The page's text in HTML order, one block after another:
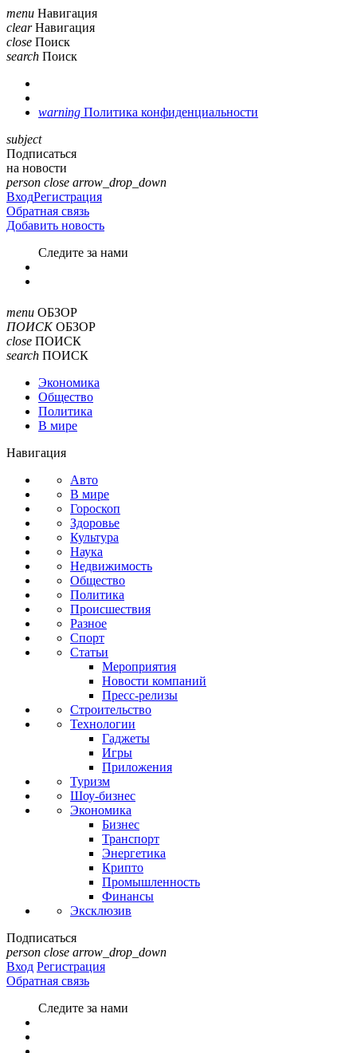
menu Навигация
clear Навигация
close Поиск
search Поиск
warning Политика конфиденциальности
subject
Подписаться
на новости
person close arrow_drop_down
ВходРегистрация
Обратная связь
Добавить новость
Cледите за нами
menu ОБЗОР
ПОИСК ОБЗОР
close ПОИСК
search ПОИСК
Экономика
Общество
Политика
В мире
Навигация
Авто
В мире
Гороскоп
Здоровье
Культура
Наука
Недвижимость
Общество
Политика
Происшествия
Разное
Спорт
Статьи
Мероприятия
Новости компаний
Пресс-релизы
Строительство
Технологии
Гаджеты
Игры
Приложения
Туризм
Шоу-бизнес
Экономика
Бизнес
Транспорт
Энергетика
Крипто
Промышленность
Финансы
Эксклюзив
Подписаться
person close arrow_drop_down
Вход Регистрация
Обратная связь
Следите за нами